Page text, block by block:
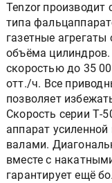
Tenzor производит
типа
газетные
объёма
скоростью до 35
отт./ч. Все
позволяет
Скорость серии Т-
аппарат
валами.
вместе с
гарантирует ещё